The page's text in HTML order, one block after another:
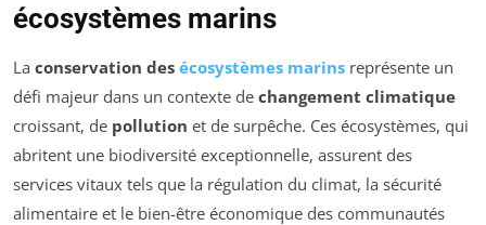
écosystèmes marins
La conservation des écosystèmes marins représente un
défi majeur dans un contexte de changement climatique
croissant, de pollution et de surpêche. Ces écosystèmes, qui
abritent une biodiversité exceptionnelle, assurent des
services vitaux tels que la régulation du climat, la sécurité
alimentaire et le bien-être économique des communautés